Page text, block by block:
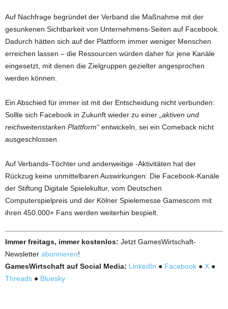
Auf Nachfrage begründet der Verband die Maßnahme mit der
gesunkenen Sichtbarkeit von Unternehmens-Seiten auf Facebook.
Dadurch hätten sich auf der Plattform immer weniger Menschen
erreichen lassen – die Ressourcen würden daher für jene Kanäle
eingesetzt, mit denen die Zielgruppen gezielter angesprochen
werden können.
Ein Abschied für immer ist mit der Entscheidung nicht verbunden:
Sollte sich Facebook in Zukunft wieder zu einer „aktiven und
reichweitenstarken Plattform“ entwickeln, sei ein Comeback nicht
ausgeschlossen.
Auf Verbands-Töchter und anderweitige -Aktivitäten hat der
Rückzug keine unmittelbaren Auswirkungen: Die Facebook-Kanäle
der Stiftung Digitale Spielekultur, vom Deutschen
Computerspielpreis und der Kölner Spielemesse Gamescom mit
ihren 450.000+ Fans werden weiterhin bespielt.
Immer freitags, immer kostenlos: Jetzt GamesWirtschaft-
Newsletter abonnieren!
GamesWirtschaft auf Social Media: LinkedIn ● Facebook ● X ●
Threads ● Bluesky